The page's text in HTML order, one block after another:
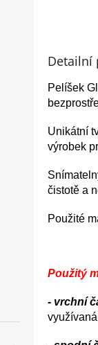
Detailní
Pelíšek
Unikátní
výrobek
čistotě a
Použité
Použitý
- vrchní